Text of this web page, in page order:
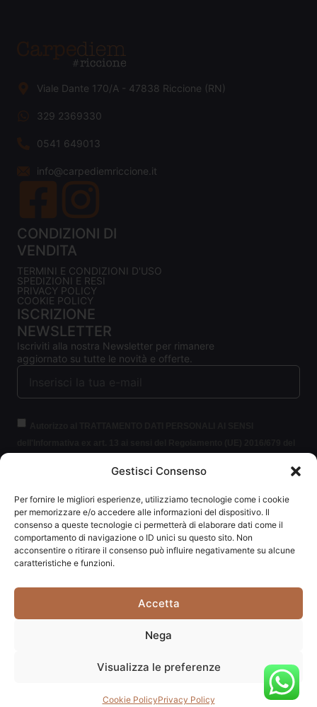
Gestisci Consenso
Per fornire le migliori esperienze, utilizziamo tecnologie come i cookie
per memorizzare e/o accedere alle informazioni del dispositivo. Il
consenso a queste tecnologie ci permetterà di elaborare dati come il
comportamento di navigazione o ID unici su questo sito. Non
acconsentire o ritirare il consenso può influire negativamente su alcune
caratteristiche e funzioni.
Accetta
Nega
Visualizza le preferenze
Cookie PolicyPrivacy Policy
Viale Dante 170/A - 47838 Riccione (RN)
329 2369330
0541 649013
info@carpediemriccione.it
CONDIZIONI DI
VENDITA
TERMINI E CONDIZIONI D'USO
SPEDIZIONI E RESI
PRIVACY POLICY
COOKIE POLICY
ISCRIZIONE
NEWSLETTER
Iscriviti alla nostra Newsletter per rimanere
aggiornato su tutte le novità e offerte.
protezione delle persone fisiche con riguardo al trattamento dei dati
personali (per brevità GDPR 2016/679).
Clicca per leggere le
informazioni.
ISCRIVITI ALLA NEWSLETTER
Carpediem di Traversa Monia | P.IVA: 03415840408 | REA:
Website powered byStudio99